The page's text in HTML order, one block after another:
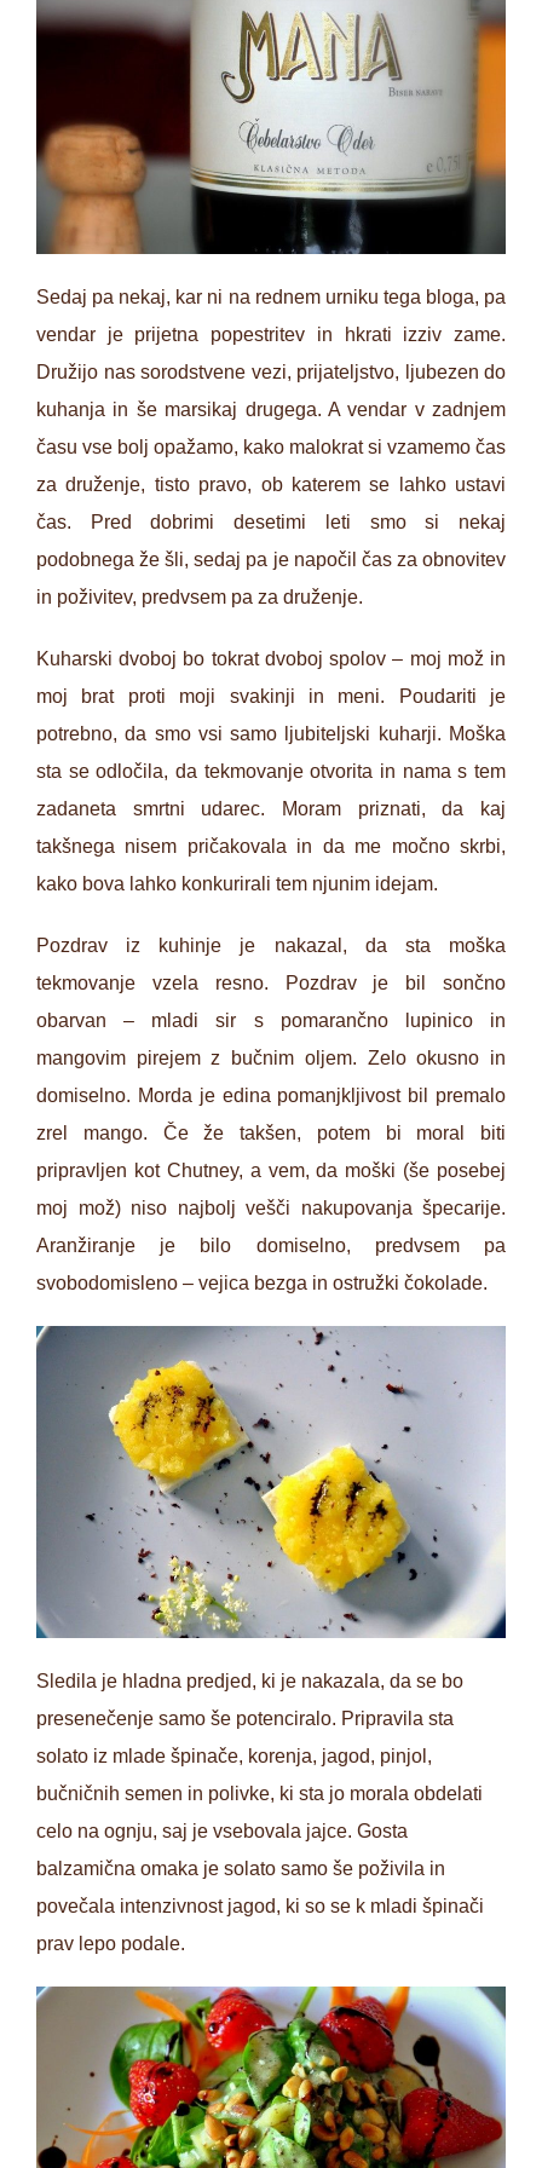
Sedaj pa nekaj, kar ni na rednem urniku tega bloga, pa
vendar je prijetna popestritev in hkrati izziv zame.
Družijo nas sorodstvene vezi, prijateljstvo, ljubezen do
kuhanja in še marsikaj drugega. A vendar v zadnjem
času vse bolj opažamo, kako malokrat si vzamemo čas
za druženje, tisto pravo, ob katerem se lahko ustavi
čas. Pred dobrimi desetimi leti smo si nekaj
podobnega že šli, sedaj pa je napočil čas za obnovitev
in poživitev, predvsem pa za druženje.
Kuharski dvoboj bo tokrat dvoboj spolov – moj mož in
moj brat proti moji svakinji in meni. Poudariti je
potrebno, da smo vsi samo ljubiteljski kuharji. Moška
sta se odločila, da tekmovanje otvorita in nama s tem
zadaneta smrtni udarec. Moram priznati, da kaj
takšnega nisem pričakovala in da me močno skrbi,
kako bova lahko konkurirali tem njunim idejam.
Pozdrav iz kuhinje je nakazal, da sta moška
tekmovanje vzela resno. Pozdrav je bil sončno
obarvan – mladi sir s pomarančno lupinico in
mangovim pirejem z bučnim oljem. Zelo okusno in
domiselno. Morda je edina pomanjkljivost bil premalo
zrel mango. Če že takšen, potem bi moral biti
pripravljen kot Chutney, a vem, da moški (še posebej
moj mož) niso najbolj vešči nakupovanja špecarije.
Aranžiranje je bilo domiselno, predvsem pa
svobodomisleno – vejica bezga in ostružki čokolade.
Sledila je hladna predjed, ki je nakazala, da se bo
presenečenje samo še potenciralo. Pripravila sta
solato iz mlade špinače, korenja, jagod, pinjol,
bučničnih semen in polivke, ki sta jo morala obdelati
celo na ognju, saj je vsebovala jajce. Gosta
balzamična omaka je solato samo še poživila in
povečala intenzivnost jagod, ki so se k mladi špinači
prav lepo podale.